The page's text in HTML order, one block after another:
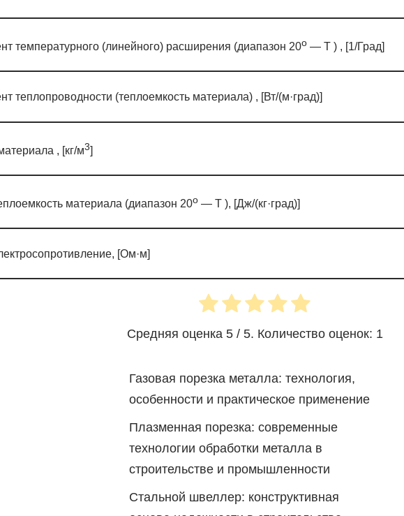
температурного (линейного) расширения (диапазон 20o — T ) , [1/Град]
теплопроводности (теплоемкость материала) , [Вт/(м·град)]
, [кг/м3]
материала (диапазон 20o — T ), [Дж/(кг·град)]
[Ом·м]
Средняя оценка 5/ 5. Количество оценок: 1
Газовая порезка металла: технология,
особенности и практическое применение
Плазменная порезка: современные
технологии обработки металла в
строительстве и промышленности
Стальной швеллер: конструктивная